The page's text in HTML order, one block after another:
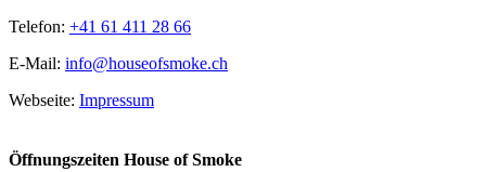
Telefon: +41 61 411 28 66
E-Mail: info@houseofsmoke.ch
Webseite: Impressum
Öffnungszeiten House of Smoke